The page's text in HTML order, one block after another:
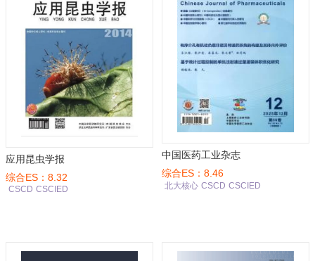
应用昆虫学报
综合ES：8.32
CSCD CSCIED
中国医药工业杂志
综合ES：8.46
北大核心 CSCD CSCIED